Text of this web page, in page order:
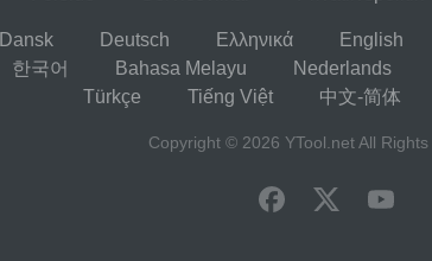
Dansk Deutsch Ελληνικά English
한국어 Bahasa Melayu Nederlands
Türkçe
Tiếng Việt 中文-简体
Copyright © 2026 YTool.netAll Rights